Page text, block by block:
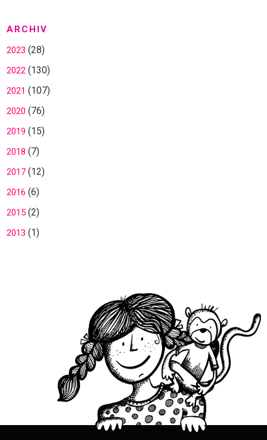
ARCHIV
2023 (28)
2022 (130)
2021 (107)
2020 (76)
2019 (15)
2018 (7)
2017(12)
2016 (6)
2015(2)
2013 (1)